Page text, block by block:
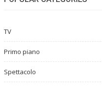
TV
Primo piano
Spettacolo